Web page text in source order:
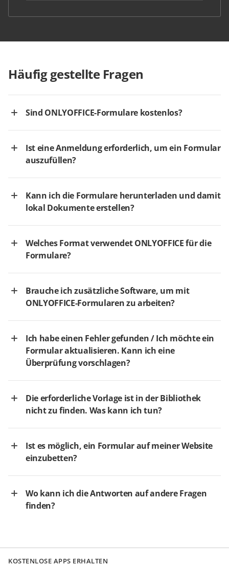
Häufig gestellte Fragen
Sind ONLYOFFICE-Formulare kostenlos?
Ist eine Anmeldung erforderlich, um ein Formular
auszufüllen?
Kann ich die Formulare herunterladen und damit
lokal Dokumente erstellen?
Welches Format verwendet ONLYOFFICE für die
Formulare?
Brauche ich zusätzliche Software, um mit
ONLYOFFICE-Formularen zu arbeiten?
Ich habe einen Fehler gefunden / Ich möchte ein
Formular aktualisieren. Kann ich eine
Überprüfung vorschlagen?
Die erforderliche Vorlage ist in der Bibliothek
nicht zu finden. Was kann ich tun?
Ist es möglich, ein Formular auf meiner Website
einzubetten?
Wo kann ich die Antworten auf andere Fragen
finden?
KOSTENLOSE APPS ERHALTEN